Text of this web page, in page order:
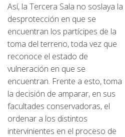
Así, la Tercera Sala no soslaya la
desprotección en que se
encuentran los partícipes de la
toma del terreno, toda vez que
reconoce el estado de
vulneración en que se
encuentran. Frente a esto, toma
la decisión de amparar, en sus
facultades conservadoras, el
ordenar a los distintos
intervinientes en el proceso de